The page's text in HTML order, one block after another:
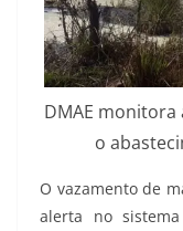
DMAE
o
O vazamento de
alerta no